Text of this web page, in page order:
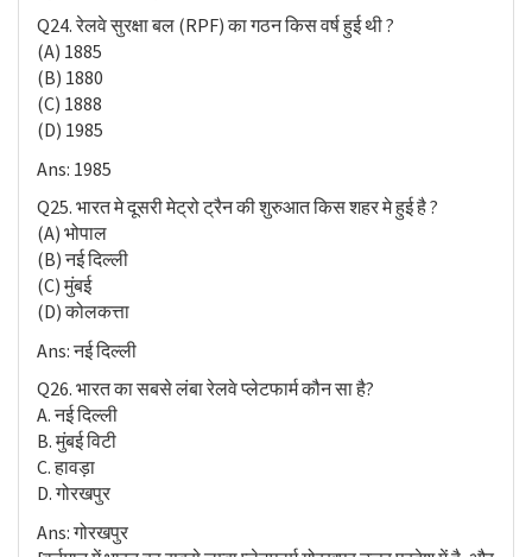
Q24. रेलवे सुरक्षा बल (RPF) का गठन किस वर्ष हुई थी ?
(A) 1885
(B) 1880
(C) 1888
(D) 1985
Ans: 1985
Q25. भारत मे दूसरी मेट्रो ट्रैन की शुरुआत किस शहर मे हुई है ?
(A) भोपाल
(B) नई दिल्ली
(C) मुंबई
(D) कोलकत्ता
Ans: नई दिल्ली
Q26. भारत का सबसे लंबा रेलवे प्लेटफार्म कौन सा है?
A. नई दिल्ली
B. मुंबई विटी
C. हावड़ा
D. गोरखपुर
Ans: गोरखपुर